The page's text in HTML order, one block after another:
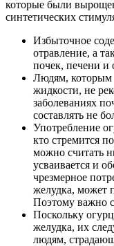
которые были
синтетических
Избыточное
отравление, а
почек, печени и
Людям, которым
жидкости, не
заболеваниях
составлять не
Употребление
кто стремится
можно считать
усваивается и
чрезмерное
желудка, может
Поэтому важно
Поскольку
желудка, их
людям,